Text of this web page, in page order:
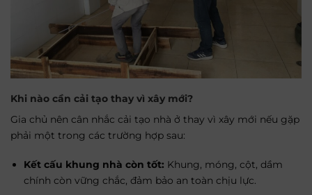
Khi nào cần cải tạo thay vì xây mới?
Gia chủ nên cân nhắc cải tạo nhà ở thay vì xây mới nếu gặp
phải một trong các trường hợp sau:
Kết cấu khung nhà còn tốt: Khung, móng, cột, dầm
chính còn vững chắc, đảm bảo an toàn chịu lực.